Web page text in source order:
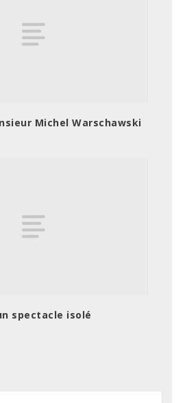
Michel Warschawski
spectacle isolé